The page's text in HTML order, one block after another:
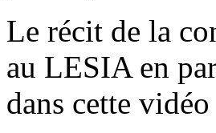
Le récit de la
au LESIA en
dans cette